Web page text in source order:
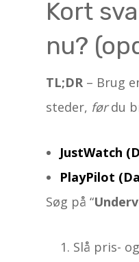
Kort
nu?
TL;DR – Brug
steder, førdu
JustWatch
PlayPilot
Søg på “
Slå pris-